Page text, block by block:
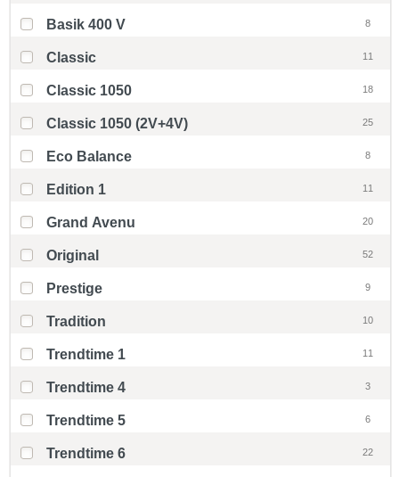
Basik 400 V 8
Classic 11
Classic 1050 18
Classic 1050 (2V+4V) 25
Eco Balance 8
Edition 1 11
Grand Avenu 20
Original 52
Prestige 9
Tradition 10
Trendtime 1 11
Trendtime 4 3
Trendtime 5 6
Trendtime 6 22